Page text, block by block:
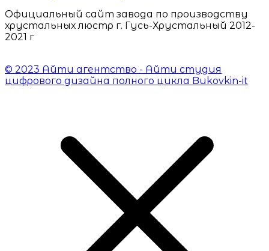
Официальный сайт завода по производству
хрустальных люстр г. Гусь-Хрустальный 2012-
2021 г
© 2023 Айти агентство - Айти студия
цифрового дизайна полного цикла Bukovkin-it